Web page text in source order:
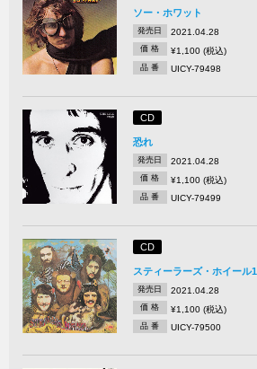
ソー・ホワット
発売日 2021.04.28
価 格 ¥1,100 (税込)
品 番 UICY-79498
CD
恐れ
発売日 2021.04.28
価 格 ¥1,100 (税込)
品 番 UICY-79499
CD
スティーラーズ・ホイール1
発売日 2021.04.28
価 格 ¥1,100 (税込)
品 番 UICY-79500